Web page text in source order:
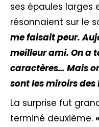
ses épaules larges
résonnaient sur le
me faisait peur.
meilleur ami. On a
caractères… Mais
sont les miroirs des
La surprise fut
terminé deuxième.